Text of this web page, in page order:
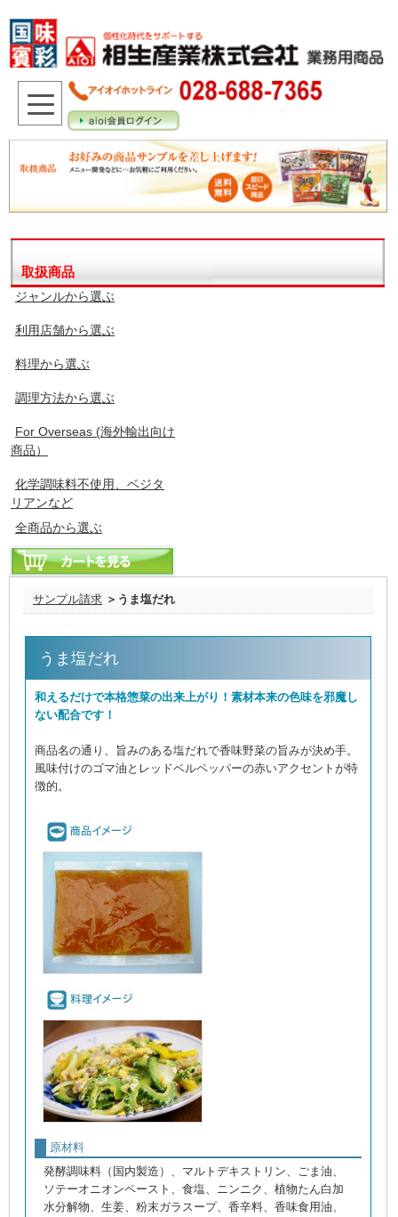
取扱商品
ジャンルから選ぶ
利用店舗から選ぶ
料理から選ぶ
調理方法から選ぶ
For Overseas (海外輸出向け
商品）
化学調味料不使用、ベジタ
リアンなど
全商品から選ぶ
サンプル請求 ＞うま塩だれ
うま塩だれ
和えるだけで本格惣菜の出来上がり！素材本来の色味を邪魔し
ない配合です！
商品名の通り、旨みのある塩だれで香味野菜の旨みが決め手。
風味付けのゴマ油とレッドベルペッパーの赤いアクセントが特
徴的。
原材料
発酵調味料（国内製造）、マルトデキストリン、ごま油、
ソテーオニオンペースト、食塩、ニンニク、植物たん白加
水分解物、生姜、粉末ガラスープ、香辛料、香味食用油、